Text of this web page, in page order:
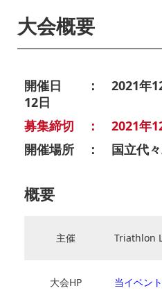
大会概要
開催日 ： 2021年12
12日
募集締切 ： 2021年
開催場所 ： 国立代々
概要
主催 Triathlon
大会HP 当イベン